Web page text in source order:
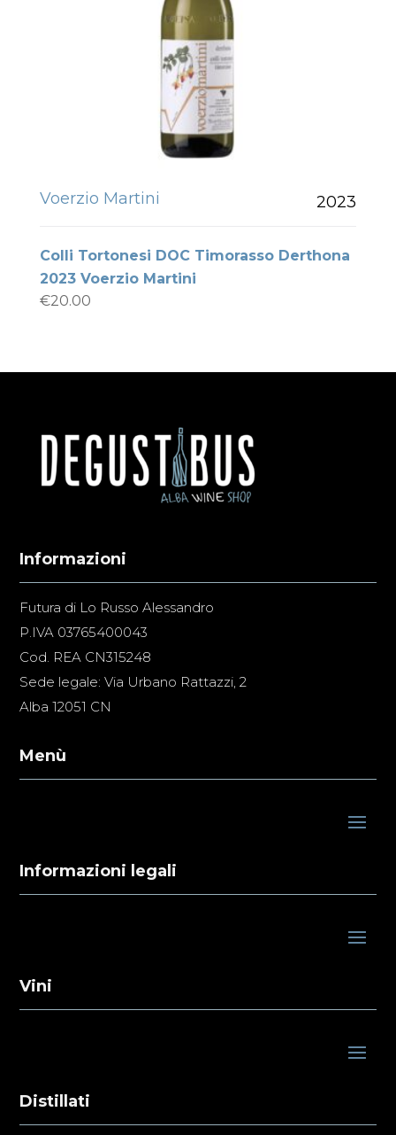
Voerzio Martini 2023
Colli Tortonesi DOC Timorasso Derthona
2023 Voerzio Martini
€20.00
Informazioni
Futura di Lo Russo Alessandro
P.IVA 03765400043
Cod. REA CN315248
Sede legale: Via Urbano Rattazzi, 2
Alba 12051 CN
Menù
Informazioni legali
Vini
Distillati